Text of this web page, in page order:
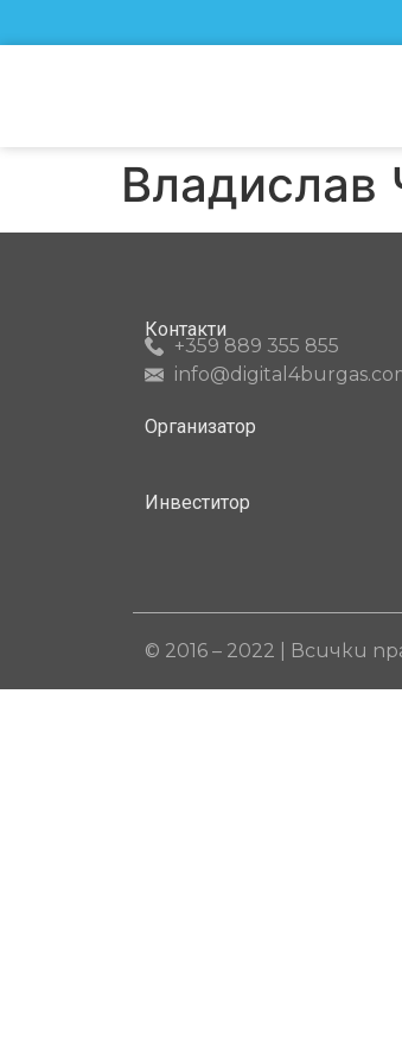
Владислав
Контакти
+359 889 355 855
Организатор
Инвеститор
© 2016 – 2022 | Всички